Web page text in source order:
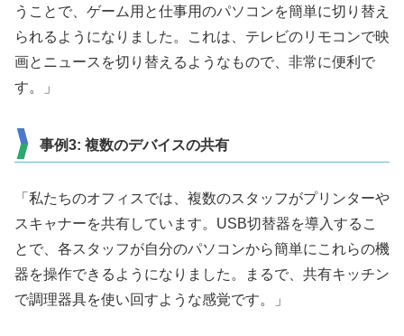
うことで、ゲーム用と仕事用のパソコンを簡単に切り替え
られるようになりました。これは、テレビのリモコンで映
画とニュースを切り替えるようなもので、非常に便利で
す。」
事例3: 複数のデバイスの共有
「私たちのオフィスでは、複数のスタッフがプリンターや
スキャナーを共有しています。USB切替器を導入するこ
とで、各スタッフが自分のパソコンから簡単にこれらの機
器を操作できるようになりました。まるで、共有キッチン
で調理器具を使い回すような感覚です。」